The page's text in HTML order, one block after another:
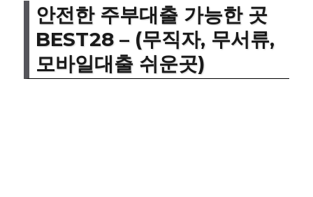
안전한 주부대출 가능한 곳
BEST28 – (무직자, 무서류,
모바일대출 쉬운곳)